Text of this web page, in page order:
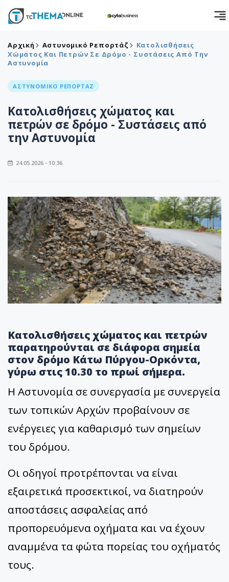
Αρχική Αστυνομικό Ρεπορτάζ
Κατολισθήσεις
Χώματος Και Πετρών Σε Δρόμο - Συστάσεις Από Την
Αστυνομία
ΑΣΤΥΝΟΜΙΚΟ ΡΕΠΟΡΤΑΖ
Κατολισθήσεις χώματος και
πετρών σε δρόμο - Συστάσεις από
την Αστυνομία
24.05.2026 - 10:36
Κατολισθήσεις χώματος και πετρών
παρατηρούνται σε διάφορα σημεία
στον δρόμο Κάτω Πύργου-Ορκόντα,
γύρω στις 10.30 το πρωί σήμερα.
Η Αστυνομία σε συνεργασία με συνεργεία
των τοπικών Αρχών προβαίνουν σε
ενέργειες για καθαρισμό των σημείων
του δρόμου.
Οι οδηγοί προτρέπονται να είναι
εξαιρετικά προσεκτικοί, να διατηρούν
αποστάσεις ασφαλείας από
προπορευόμενα οχήματα και να έχουν
αναμμένα τα φώτα πορείας του οχήματός
τους.